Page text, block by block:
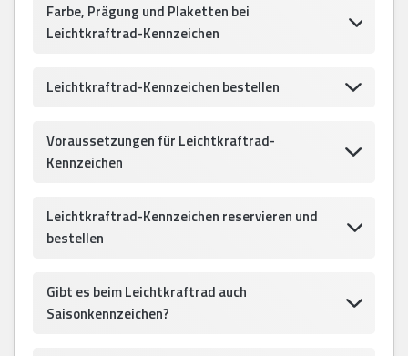
Farbe, Prägung und Plaketten bei
Leichtkraftrad-Kennzeichen
Leichtkraftrad-Kennzeichen bestellen
Voraussetzungen für Leichtkraftrad-
Kennzeichen
Leichtkraftrad-Kennzeichen reservieren und
bestellen
Gibt es beim Leichtkraftrad auch
Saisonkennzeichen?